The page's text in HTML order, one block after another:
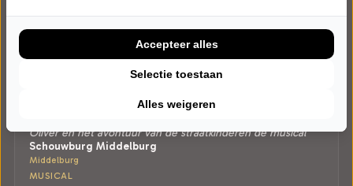
ZONDAG 10 JANUARI 2027 • 15:00 UUR
Nationaal Jeugd Musical Theater
Oliver en het avontuur van de straatkinderen de musical
Schouwburg Middelburg
Middelburg
MUSICAL
Alles weigeren
Selectie toestaan
Accepteer alles